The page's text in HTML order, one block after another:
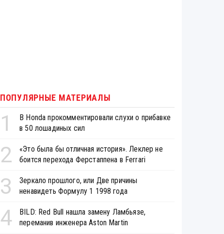
ПОПУЛЯРНЫЕ МАТЕРИАЛЫ
1
В Honda прокомментировали слухи о прибавке
в 50 лошадиных сил
2
«Это была бы отличная история». Леклер не
боится перехода Ферстаппена в Ferrari
3
Зеркало прошлого, или Две причины
ненавидеть Формулу 1 1998 года
4
BILD: Red Bull нашла замену Ламбьязе,
переманив инженера Aston Martin